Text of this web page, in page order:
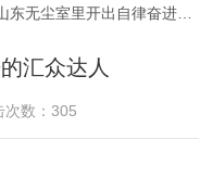
东无尘室里开出自律奋进的汇众达人
汇众达人
次数：305